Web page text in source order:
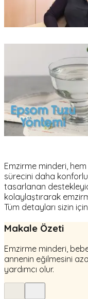
Emzirme minderi,
sürecini daha
tasarlanan
kolaylaştırarak
Tüm detayları sizin için
Makale Özeti
Emzirme minderi,
annenin eğilmesini
yardımcı olur.